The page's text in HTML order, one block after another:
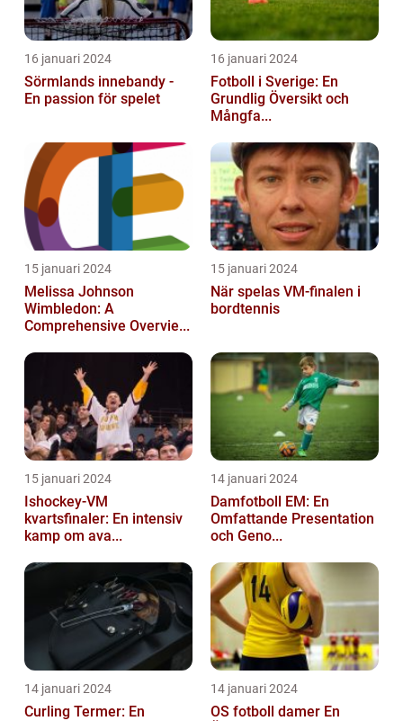
16 januari 2024
Sörmlands innebandy -
En passion för spelet
16 januari 2024
Fotboll i Sverige: En
Grundlig Översikt och
Mångfa...
15 januari 2024
Melissa Johnson
Wimbledon: A
Comprehensive Overvie...
15 januari 2024
När spelas VM-finalen i
bordtennis
15 januari 2024
Ishockey-VM
kvartsfinaler: En intensiv
kamp om ava...
14 januari 2024
Damfotboll EM: En
Omfattande Presentation
och Geno...
14 januari 2024
Curling Termer: En
14 januari 2024
OS fotboll damer En